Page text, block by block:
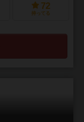
72
持ってる